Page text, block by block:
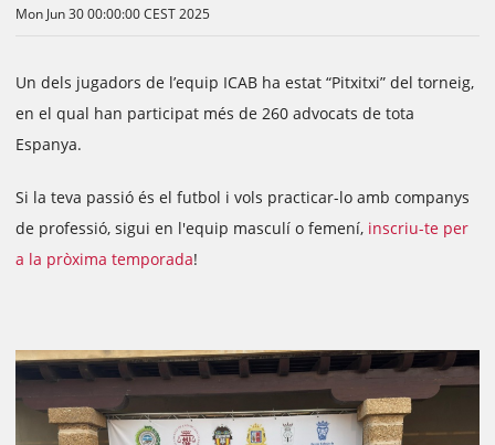
Mon Jun 30 00:00:00 CEST 2025
Un dels jugadors de l’equip ICAB ha estat “Pitxitxi” del torneig,
en el qual han participat més de 260 advocats de tota
Espanya.
Si la teva passió és el futbol i vols practicar-lo amb companys
de professió, sigui en l'equip masculí o femení, inscriu-te per
a la pròxima temporada!